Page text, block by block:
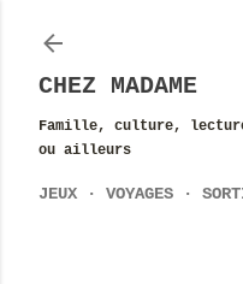
CHEZ MADAME
Famille, culture,
ou ailleurs
JEUX VOYAGES